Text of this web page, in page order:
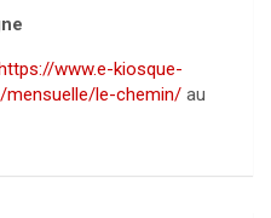
www.e-kiosque-
le-chemin/ au